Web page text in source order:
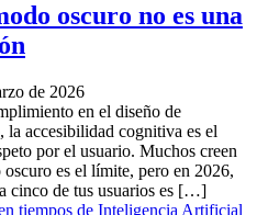
oscuro no es una
de 2026
en el diseño de
la accesibilidad cognitiva es el
por el usuario. Muchos creen
es el límite, pero en 2026,
cinco de tus usuarios es […]